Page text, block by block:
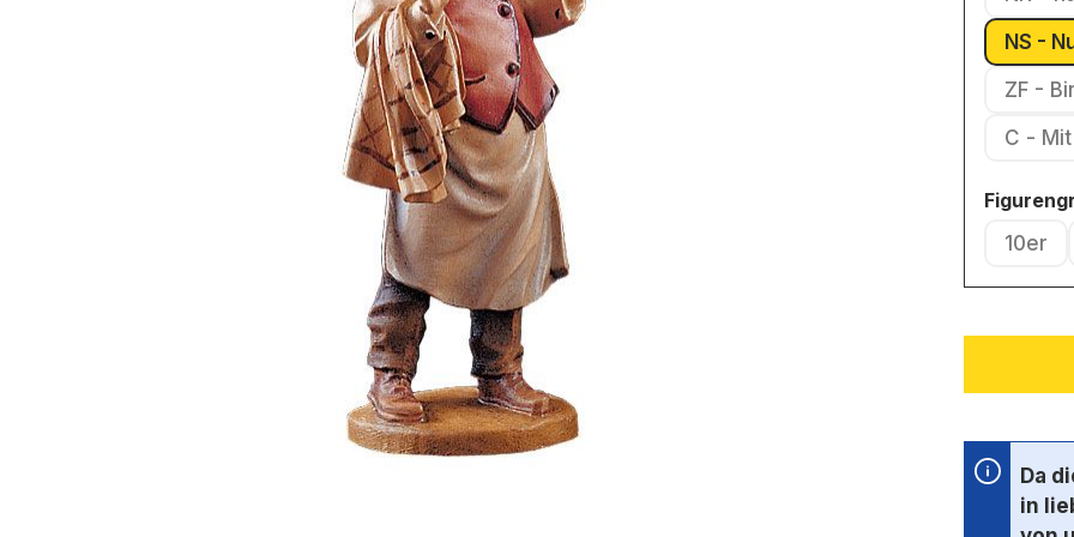
NS -
ZF -
C -
10er
Da
in